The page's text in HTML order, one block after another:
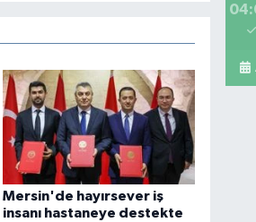
Mersin'de hayırsever iş
insanı hastaneye destekte